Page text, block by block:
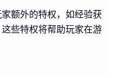
额外的特权，如经验获
些特权将帮助玩家在游